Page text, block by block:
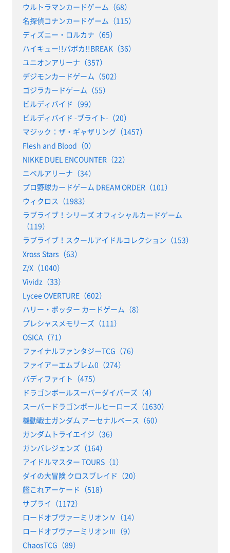
ウルトラマンカードゲーム（68）
名探偵コナンカードゲーム（115）
ディズニー・ロルカナ（65）
ハイキュー!!バボカ!!BREAK（36）
ユニオンアリーナ（357）
デジモンカードゲーム（502）
ゴジラカードゲーム（55）
ビルディバイド（99）
ビルディバイド -ブライト-（20）
マジック：ザ・ギャザリング（1457）
Flesh and Blood（0）
NIKKE DUEL ENCOUNTER（22）
ニベルアリーナ（34）
プロ野球カードゲーム DREAM ORDER（101）
ウィクロス（1983）
ラブライブ！シリーズ オフィシャルカードゲーム
（119）
ラブライブ！スクールアイドルコレクション（153）
Xross Stars（63）
Z/X（1040）
Vividz（33）
Lycee OVERTURE（602）
ハリー・ポッター カードゲーム（8）
プレシャスメモリーズ（111）
OSICA（71）
ファイナルファンタジーTCG（76）
ファイアーエムブレム0（274）
バディファイト（475）
ドラゴンボールスーパーダイバーズ（4）
スーパードラゴンボールヒーローズ（1630）
機動戦士ガンダム アーセナルベース（60）
ガンダムトライエイジ（36）
ガンバレジェンズ（164）
アイドルマスター TOURS（1）
ダイの大冒険 クロスブレイド（20）
艦これアーケード（518）
サプライ（1172）
ロードオブヴァーミリオンⅣ（14）
ロードオブヴァーミリオンⅢ（9）
ChaosTCG（89）